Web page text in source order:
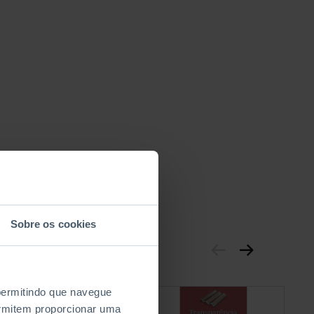
Sobre os cookies
que navegue
proporcionar uma